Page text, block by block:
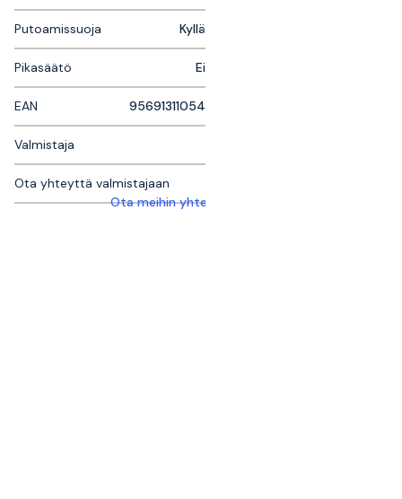
Putoamissuoja Kyllä
Pikasäätö Ei
EAN 95691311054
Valmistaja
Ota yhteyttä valmistajaan
Ota meihin yhteyttä saadaksesi lisätietoja